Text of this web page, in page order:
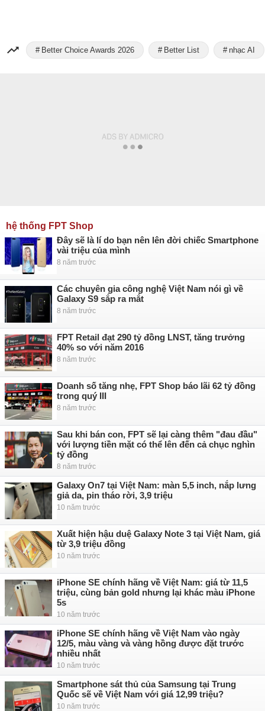
Better Choice Awards 2026 Better List nhạc AI
hệ thống FPT Shop
Đây sẽ là lí do bạn nên lên đời chiếc Smartphone
vài triệu của mình
8 năm trước
Các chuyên gia công nghệ Việt Nam nói gì về
Galaxy S9 sắp ra mắt
8 năm trước
FPT Retail đạt 290 tỷ đồng LNST, tăng trưởng
40% so với năm 2016
8 năm trước
Doanh số tăng nhẹ, FPT Shop báo lãi 62 tỷ đồng
trong quý III
8 năm trước
Sau khi bán con, FPT sẽ lại càng thêm "đau đầu"
với lượng tiền mặt có thể lên đến cả chục nghìn
tỷ đồng
8 năm trước
Galaxy On7 tại Việt Nam: màn 5,5 inch, nắp lưng
giả da, pin tháo rời, 3,9 triệu
10 năm trước
Xuất hiện hậu duệ Galaxy Note 3 tại Việt Nam, giá
từ 3,9 triệu đồng
10 năm trước
iPhone SE chính hãng về Việt Nam: giá từ 11,5
triệu, cùng bản gold nhưng lại khác màu iPhone
5s
10 năm trước
iPhone SE chính hãng về Việt Nam vào ngày
12/5, màu vàng và vàng hồng được đặt trước
nhiều nhất
10 năm trước
Smartphone sát thủ của Samsung tại Trung
Quốc sẽ về Việt Nam với giá 12,99 triệu?
10 năm trước